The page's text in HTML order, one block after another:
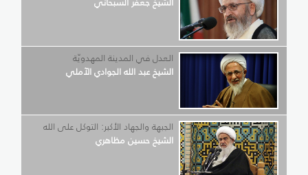
العدل في المدينة المهدويّة
الشيخ عبد الله الجوادي الآملي
الجبهة والجهاد الأكبر: التوكل على الله
الشيخ حسين مظاهري